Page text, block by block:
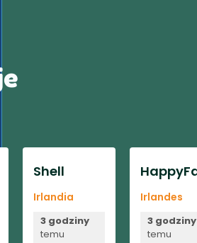
Shell
Irlandia
3 godziny
temu
Irlandes
3 godziny
temu